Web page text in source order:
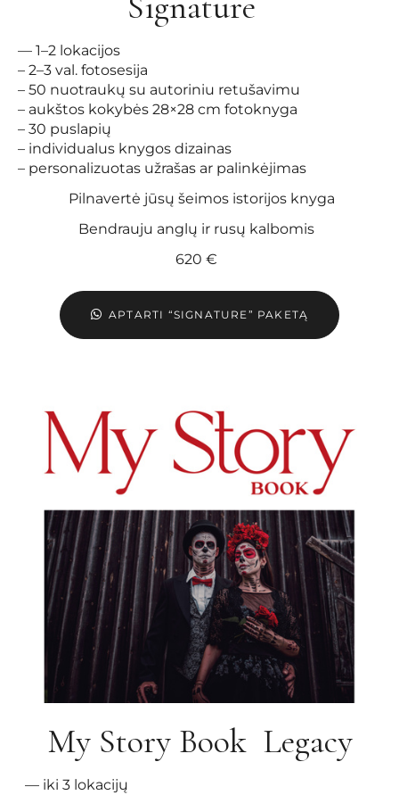
— 1–2 lokacijos
– 2–3 val. fotosesija
– 50 nuotraukų su autoriniu retušavimu
– aukštos kokybės 28×28 cm fotoknyga
– 30 puslapių
– individualus knygos dizainas
– personalizuotas užrašas ar palinkėjimas
Pilnavertė jūsų šeimos istorijos knyga
Bendrauju anglų ir rusų kalbomis
620 €
APTARTI “SIGNATURE” PAKETĄ
My Story Book Legacy
— iki 3 lokacijų